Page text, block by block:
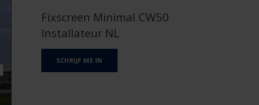
Fixscreen Minimal CW50
Installateur NL
SCHRIJF ME IN